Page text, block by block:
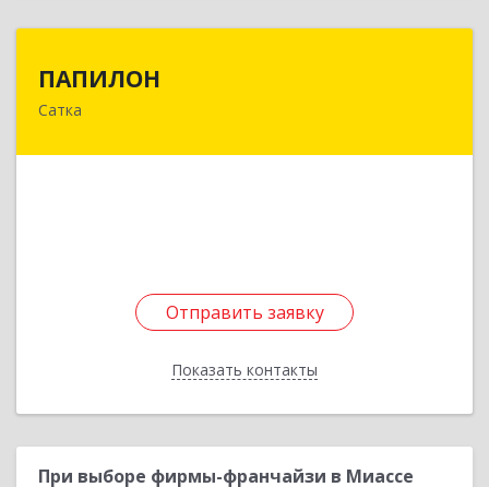
ПАПИЛОН
Сатка
Отправить заявку
Показать контакты
Отправить заявку
Назад
При выборе фирмы-франчайзи в Миассе